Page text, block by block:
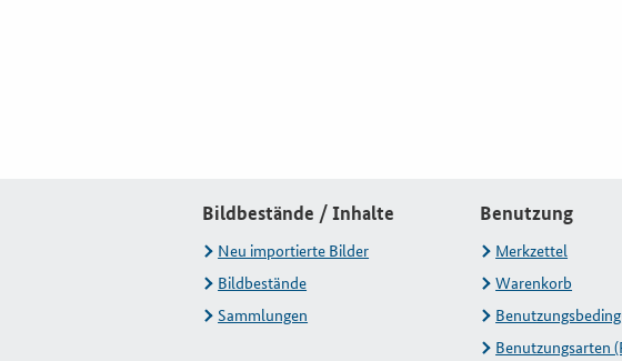
Bildbestände / Inhalte
Neu importierte Bilder
Bildbestände
Sammlungen
Benutzung
Merkzettel
Warenkorb
Benutzungsarten